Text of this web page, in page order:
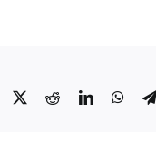
Facebook RedditLinkedIn